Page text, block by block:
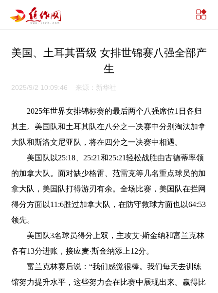
美国、土耳其晋级 女排世锦赛八强全部产
生
2025/9/2 10:09:46 来源：新华社
2025年世界女排锦标赛的最后两个八强席位1日各归
其主。美国队和土耳其队在八分之一决赛中分别淘汰加拿
大队和斯洛文尼亚队，将在四分之一决赛中相遇。
美国队以25:18、25:21和25:21轻松战胜由古德蒂率领
的加拿大队。面对缺少格雷、范雷克等几名重点球员的加
拿大队，美国队打得游刃有余。全场比赛，美国队在拦网
得分方面以11:6胜过加拿大队，在防守救球方面也以64:53
领先。
美国队3名球员得分上双，主攻艾·斯金纳和富兰克林
各有13分进账，接应麦·斯金纳添上12分。
富兰克林赛后说：“我们感觉很棒。我们每天去训练
馆努力提升水平，这些努力会在比赛中展现出来。赢得比